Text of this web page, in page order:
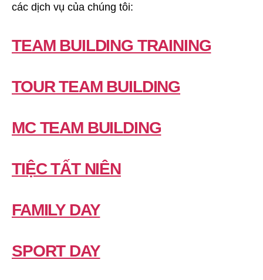
các dịch vụ của chúng tôi:
TEAM BUILDING TRAINING
TOUR TEAM BUILDING
MC TEAM BUILDING
TIỆC TẤT NIÊN
FAMILY DAY
SPORT DAY